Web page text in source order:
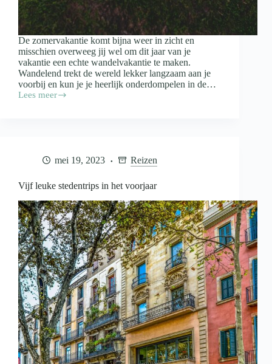
De zomervakantie komt bijna weer in zicht en
misschien overweeg jij wel om dit jaar van je
vakantie een echte wandelvakantie te maken.
Wandelend trekt de wereld lekker langzaam aan je
voorbij en kun je je heerlijk onderdompelen in de…
Lees meer
Tips
mei 19, 2023 Reizen
Vijf leuke stedentrips in het voorjaar